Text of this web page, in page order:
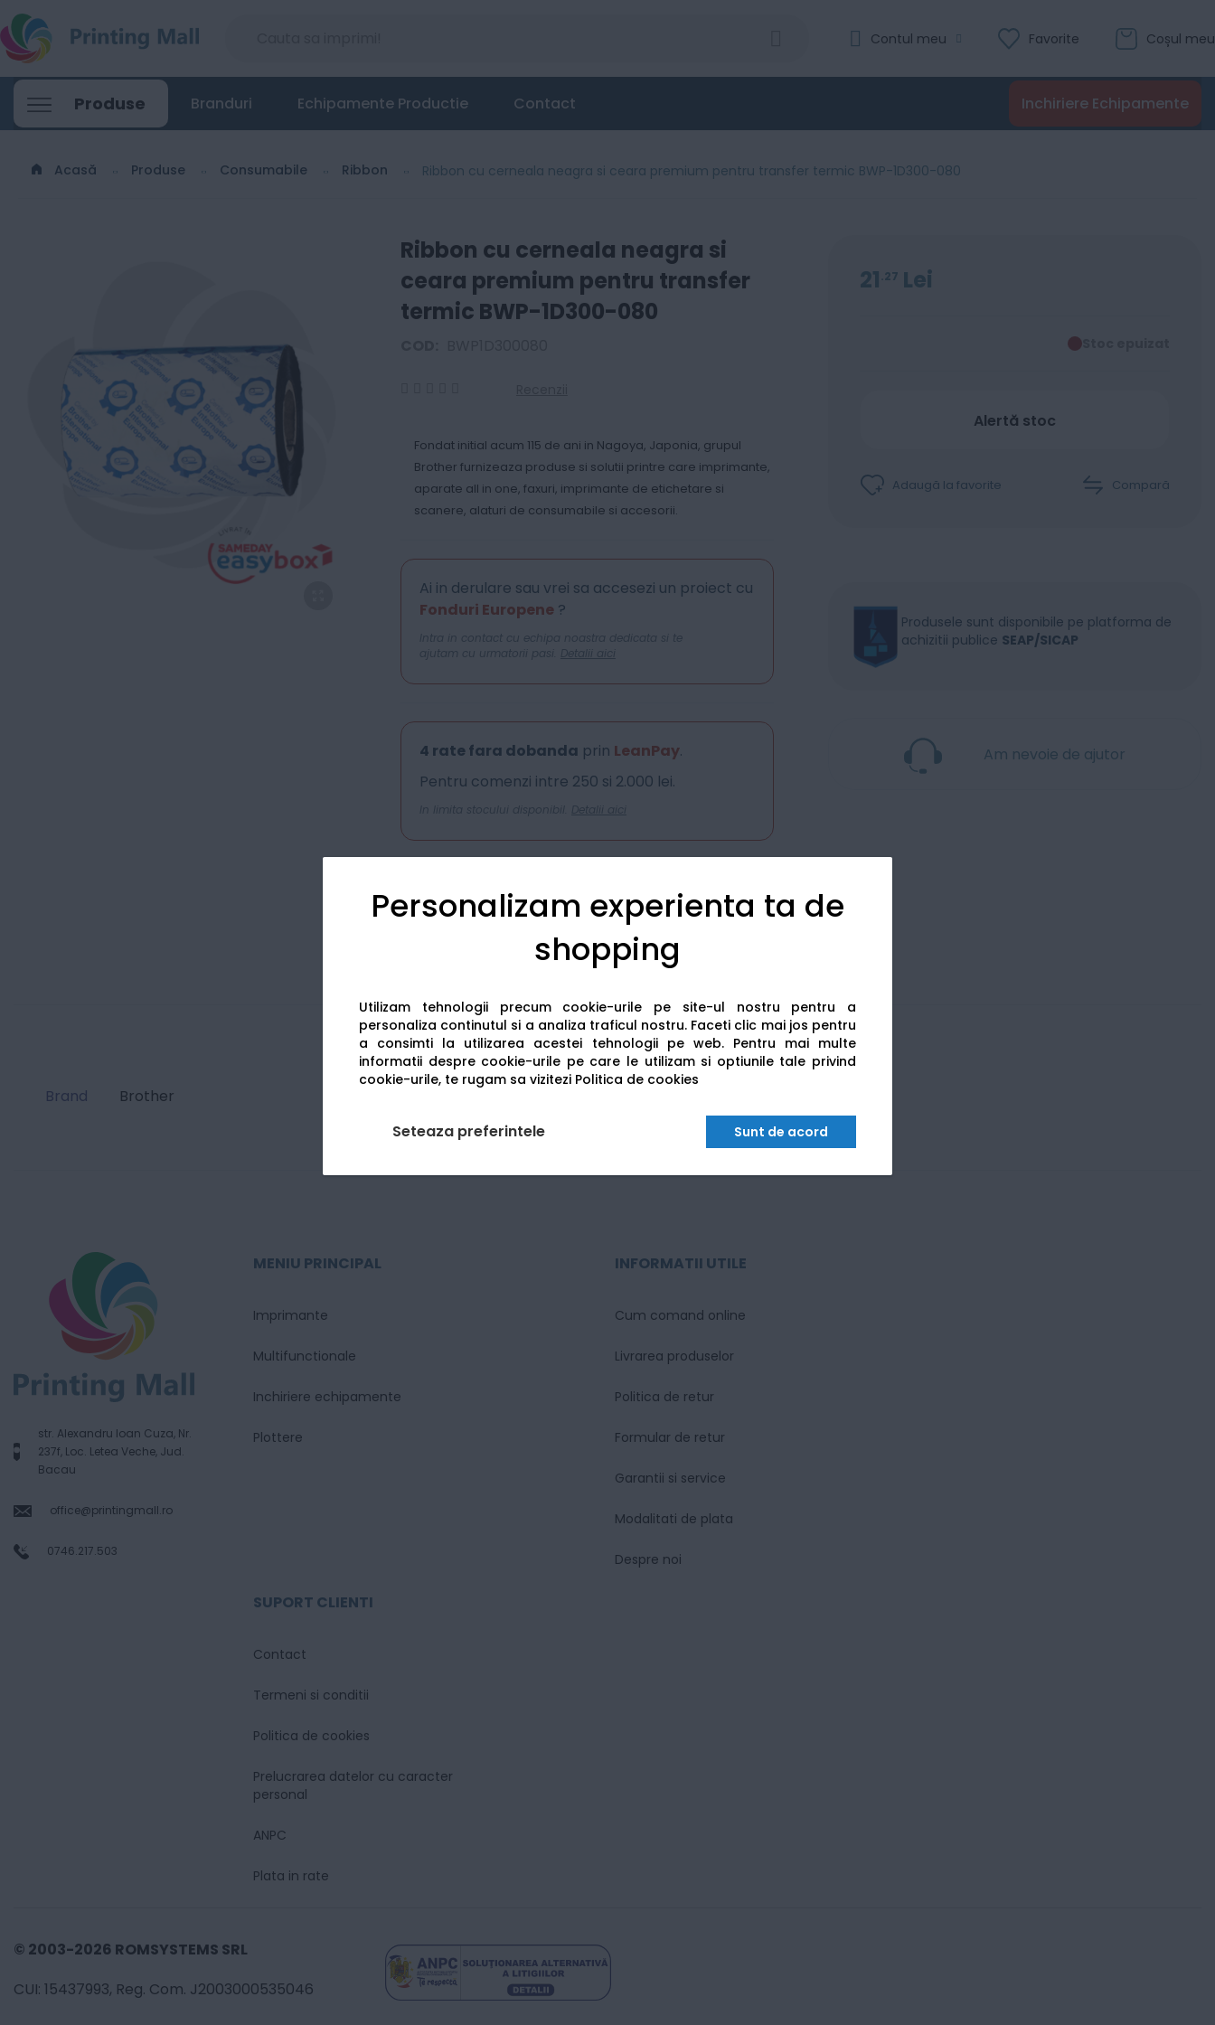
Personalizam experienta ta de
shopping
Utilizam tehnologii precum cookie-urile pe site-ul nostru pentru a
personaliza continutul si a analiza traficul nostru. Faceti clic mai jos pentru
a consimti la utilizarea acestei tehnologii pe web. Pentru mai multe
informatii despre cookie-urile pe care le utilizam si optiunile tale privind
cookie-urile, te rugam sa vizitezi Politica de cookies
Seteaza preferintele Sunt de acord
Coșul meu
Favorite
Contul meu
Produse Inchiriere Echipamente
Branduri Echipamente Productie Contact
Acasă Produse Consumabile Ribbon Ribbon cu cerneala neagra si ceara premium pentru transfer termic BWP-1D300-080
Ribbon cu cerneala neagra si
ceara premium pentru transfer
termic BWP-1D300-080
Fondat initial acum 115 de ani in Nagoya, Japonia, grupul
Brother furnizeaza produse si solutii printre care imprimante,
aparate all in one, faxuri, imprimante de etichetare si
scanere, alaturi de consumabile si accesorii.
Ai in derulare sau vrei sa accesezi un proiect cu
Fonduri Europene?
Intra in contact cu echipa noastra dedicata si te
ajutam cu urmatorii pasi. Detalii aici
4 rate fara dobanda prin LeanPay.
Pentru comenzi intre 250 si 2.000 lei.
In limita stocului disponibil. Detalii aici
21 27 Lei
Stoc epuizat
Alertă stoc
Adaugă la favorite Compară
Produsele sunt disponibile pe platforma de
achizitii publice SEAP/SICAP
Am nevoie de ajutor
Brand Brother
str. Alexandru Ioan Cuza, Nr.
237f, Loc. Letea Veche, Jud.
Bacau
office@printingmall.ro
0746.217.503
MENIU PRINCIPAL
Imprimante
Multifunctionale
Inchiriere echipamente
Plottere
INFORMATII UTILE
Cum comand online
Livrarea produselor
Politica de retur
Formular de retur
Garantii si service
Modalitati de plata
Despre noi
SUPORT CLIENTI
Contact
Termeni si conditii
Politica de cookies
Prelucrarea datelor cu caracter
personal
ANPC
Plata in rate
© 2003-2026 ROMSYSTEMS SRL
CUI: 15437993, Reg. Com. J2003000535046